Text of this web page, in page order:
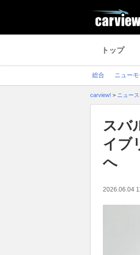
トップ
総合 ニュー
carview! > ニュース
スバ
イブ
へ
2026.06.04